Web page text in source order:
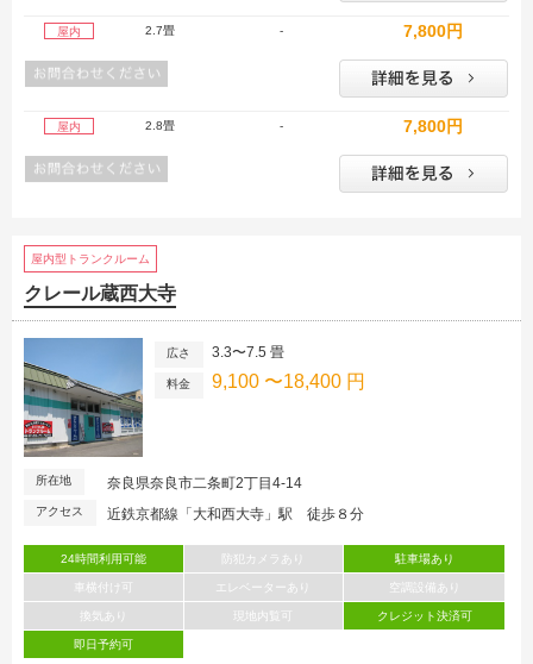
屋内 2.7畳 - 7,800円
屋内 2.8畳 - 7,800円
屋内型トランクルーム
クレール蔵西大寺
広さ 3.3〜7.5 畳
料金 9,100 〜18,400 円
所在地 奈良県奈良市二条町2丁目4-14
アクセス 近鉄京都線「大和西大寺」駅 徒歩８分
24時間利用可能 防犯カメラあり 駐車場あり
車横付け可 エレベーターあり 空調設備あり
換気あり 現地内覧可 クレジット決済可
即日予約可